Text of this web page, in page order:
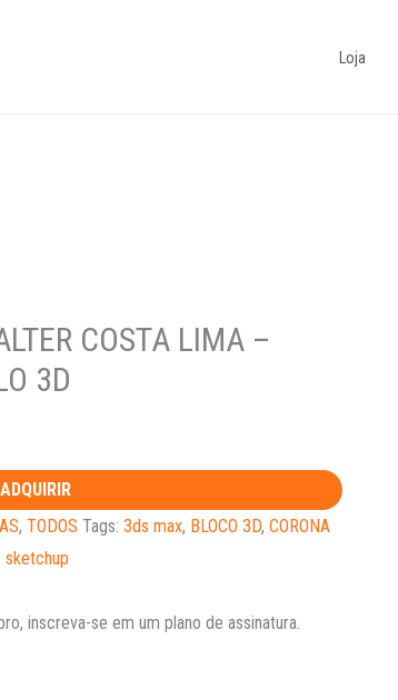
Loja
COSTA LIMA –
3D
ADQUIRIR
, TODOS Tags: 3ds max, BLOCO 3D, CORONA
sketchup
inscreva-se em um plano de assinatura.